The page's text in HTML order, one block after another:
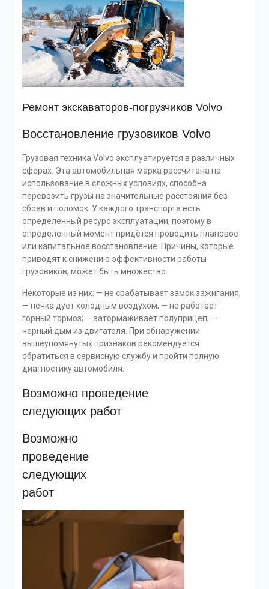
Ремонт экскаваторов-погрузчиков Volvo
Восстановление грузовиков Volvo
Грузовая техника Volvo эксплуатируется в различных
сферах. Эта автомобильная марка рассчитана на
использование в сложных условиях, способна
перевозить грузы на значительные расстояния без
сбоев и поломок. У каждого транспорта есть
определенный ресурс эксплуатации, поэтому в
определенный момент придётся проводить плановое
или капитальное восстановление. Причины, которые
приводят к снижению эффективности работы
грузовиков, может быть множество.
Некоторые из них: — не срабатывает замок зажигания;
— печка дует холодным воздухом; — не работает
горный тормоз; — затормаживает полуприцеп; —
черный дым из двигателя. При обнаружении
вышеупомянутых признаков рекомендуется
обратиться в сервисную службу и пройти полную
диагностику автомобиля.
Возможно проведение
следующих работ
Возможно
проведение
следующих
работ